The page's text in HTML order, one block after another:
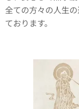
全ての方々の人生
ております。